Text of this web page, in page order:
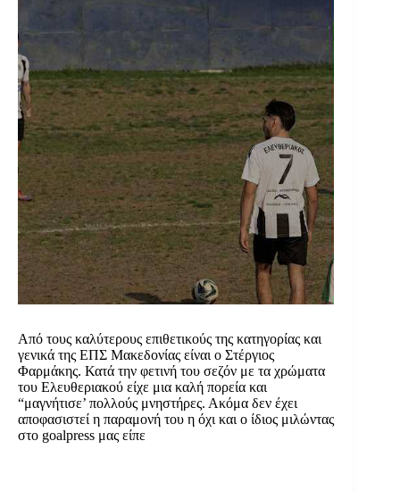
Από τους καλύτερους επιθετικούς της κατηγορίας και
γενικά της ΕΠΣ Μακεδονίας είναι ο Στέργιος
Φαρμάκης. Κατά την φετινή του σεζόν με τα χρώματα
του Ελευθεριακού είχε μια καλή πορεία και
“μαγνήτισε’ πολλούς μνηστήρες. Ακόμα δεν έχει
αποφασιστεί η παραμονή του η όχι και ο ίδιος μιλώντας
στο goalpress μας είπε